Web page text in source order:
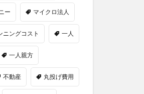
ー マイクロ法人
ニングコスト 一人
一人親方
不動産 丸投げ費用